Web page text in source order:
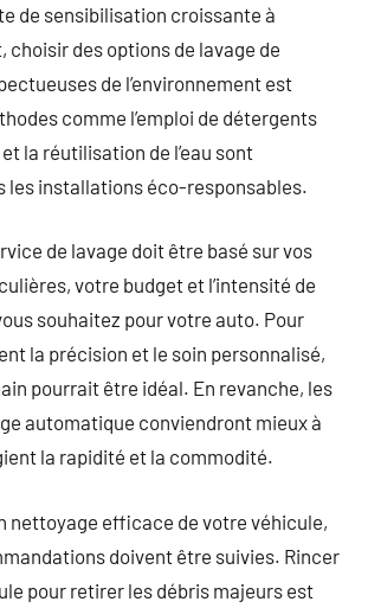
de sensibilisation croissante à
choisir des options de lavage de
de l’environnement est
comme l’emploi de détergents
la réutilisation de l’eau sont
les installations éco-responsables.
de lavage doit être basé sur vos
votre budget et l’intensité de
souhaitez pour votre auto. Pour
la précision et le soin personnalisé,
pourrait être idéal. En revanche, les
automatique conviendront mieux à
la rapidité et la commodité.
nettoyage efficace de votre véhicule,
doivent être suivies. Rincer
pour retirer les débris majeurs est